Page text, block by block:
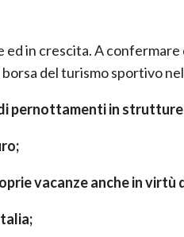
ed in crescita. A
del turismo sportivo
pernottamenti in
vacanze anche in